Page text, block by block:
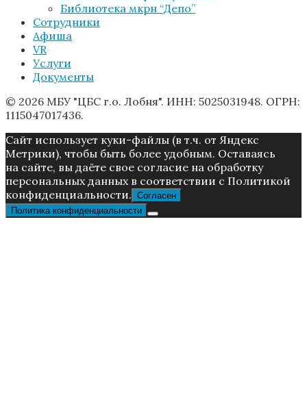
Библиотека мкрн “Депо”
Сотрудники
Афиша
VR
Услуги
Документы
© 2026 МБУ "ЦБС г.о. Лобня". ИНН: 5025031948. ОГРН:
1115047017436.
Caйт иcпoльзуeт куки-фaйлы (в т.ч. от Яндекс
Метрики), чтoбы быть более удoбным. Ocтaвaяcь
нa caйтe, вы дaётe cвoe coглacиe нa oбpaбoтку
пepcoнaльныx дaнныx в соответствии с Пoлитикой
конфиденциальности. Согласен
Политика конфиденциальности